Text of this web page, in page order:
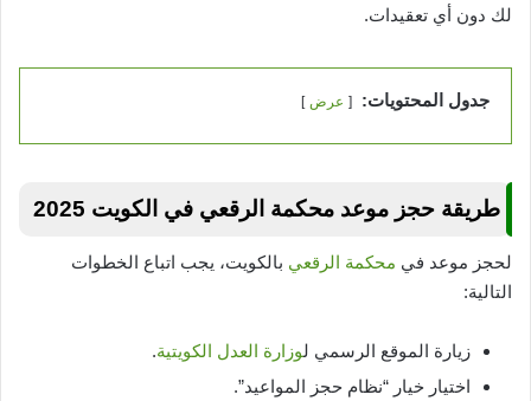
لك دون أي تعقيدات.
جدول المحتويات: عرض
طريقة حجز موعد محكمة الرقعي في الكويت 2025
لحجز موعد في محكمة الرقعي بالكويت، يجب اتباع الخطوات
التالية:
زيارة الموقع الرسمي لوزارة العدل الكويتية.
اختيار خيار “نظام حجز المواعيد”.